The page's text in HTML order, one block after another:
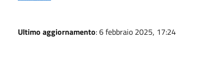
Ultimo aggiornamento: 6 febbraio 2025, 17:24